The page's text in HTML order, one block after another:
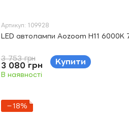
Артикул: 109928
LED автолампи Aozoom H11 6000K
3 753 грн
3 080 грн Купити
В наявності
−18%